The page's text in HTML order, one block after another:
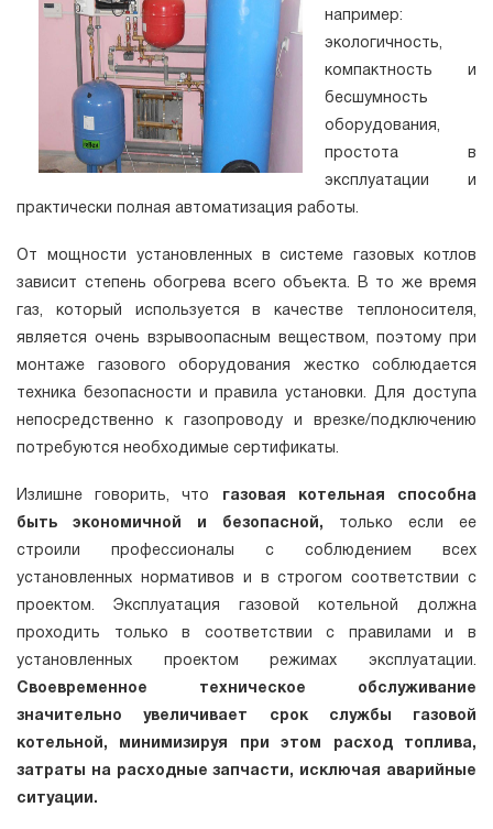
например:
экологичность,
компактность и
бесшумность
оборудования,
простота в
эксплуатации и
практически полная автоматизация работы.
От мощности установленных в системе газовых котлов
зависит степень обогрева всего объекта. В то же время
газ, который используется в качестве теплоносителя,
является очень взрывоопасным веществом, поэтому при
монтаже газового оборудования жестко соблюдается
техника безопасности и правила установки. Для доступа
непосредственно к газопроводу и врезке/подключению
потребуются необходимые сертификаты.
Излишне говорить, что
газовая котельная способна
быть экономичной и безопасной, только если ее
строили профессионалы с соблюдением всех
установленных нормативов и в строгом соответствии с
проектом. Эксплуатация газовой котельной должна
проходить только в соответствии с правилами и в
установленных проектом режимах эксплуатации.
Своевременное техническое обслуживание
значительно увеличивает срок службы газовой
котельной, минимизируя при этом расход топлива,
затраты на расходные запчасти, исключая аварийные
ситуации.